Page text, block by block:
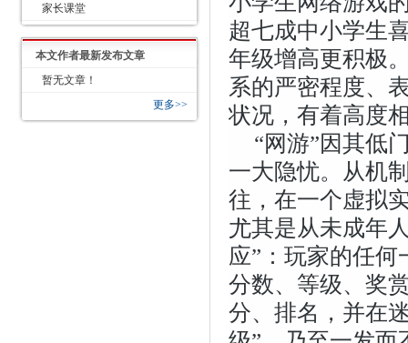
家长课堂
本文作者最新发布文章
暂无文章！
更多>>
超七成中小学生
年级增高更积极
系的严密程度、
状况，有着高度
“网游”因其低
一大隐忧。从机
往，在一个虚拟
尤其是从未成年
应”：玩家的任
分数、等级、奖
分、排名，并在